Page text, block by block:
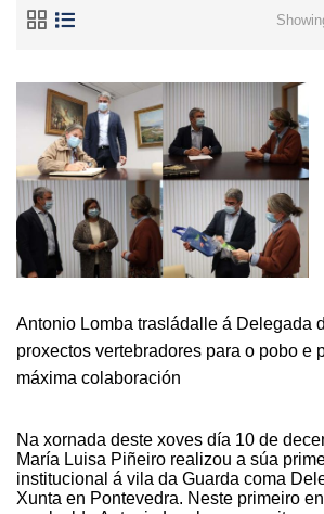
Antonio Lomba trasládalle á Delegada
proxectos vertebradores para o pobo e
máxima colaboración
Na xornada deste xoves día 10 de
María Luisa Piñeiro realizou a súa
institucional á vila da Guarda coma
Xunta en Pontevedra. Neste primeiro